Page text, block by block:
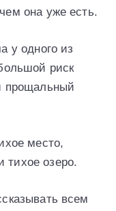
она уже есть.
у одного из
риск
прощальный
место,
озеро.
всем